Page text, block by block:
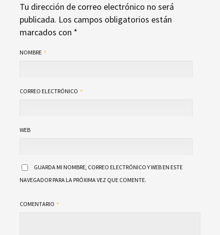
Tu dirección de correo electrónico no será
publicada. Los campos obligatorios están
marcados con *
NOMBRE
CORREO ELECTRÓNICO
WEB
GUARDA MI NOMBRE, CORREO ELECTRÓNICO Y WEB EN ESTE
NAVEGADOR PARA LA PRÓXIMA VEZ QUE COMENTE.
COMENTARIO